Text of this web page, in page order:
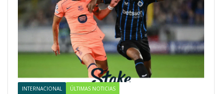
INTERNACIONAL ÚLTIMAS NOTICIAS